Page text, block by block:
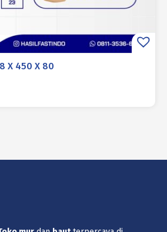
X 450 X 80